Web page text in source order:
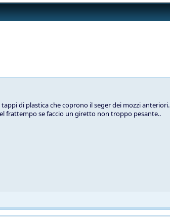
di plastica che coprono il seger dei mozzi anteriori.
frattempo se faccio un giretto non troppo pesante..